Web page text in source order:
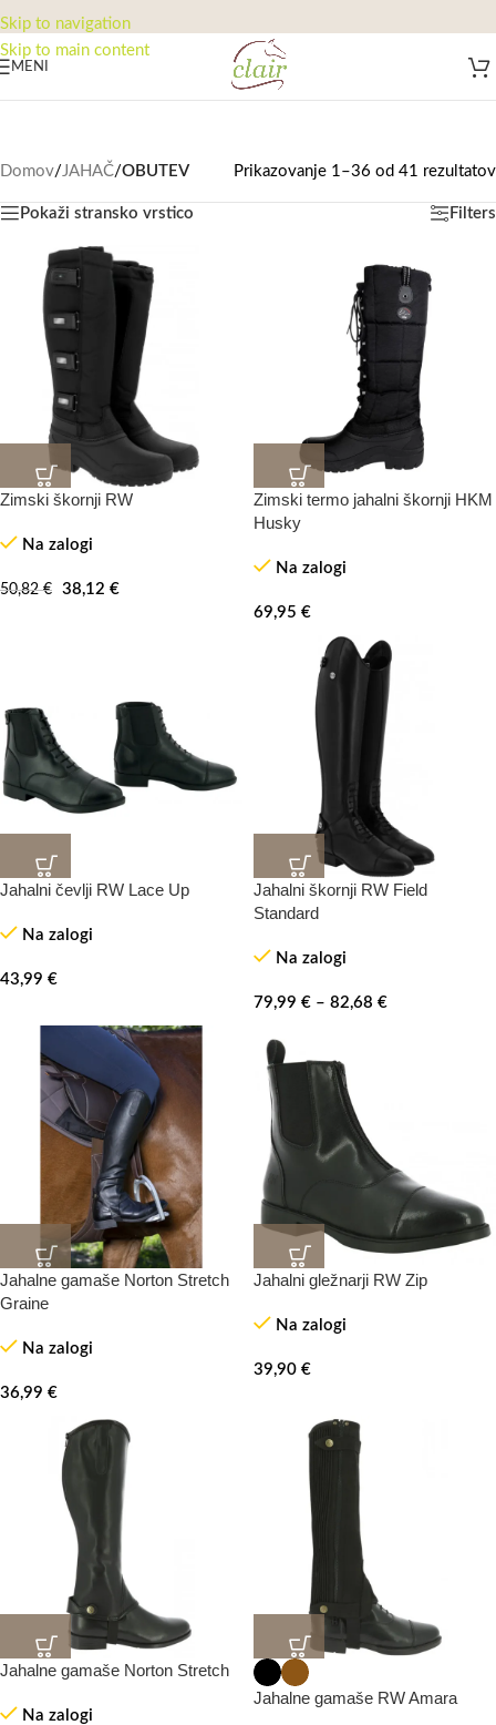
Skip to navigation
Skip to main content
MENI
Domov/JAHAČ/OBUTEV Prikazovanje 1–36 od 41 rezultatov
Pokaži stransko vrstico Filters
Zimski škornji RW
Na zalogi
50,82€ 38,12 €
Zimski termo jahalni škornji HKM
Husky
Na zalogi
69,95 €
Jahalni čevlji RW Lace Up
Na zalogi
43,99 €
Jahalni škornji RW Field
Standard
Na zalogi
79,99 € – 82,68 €
Jahalne gamaše Norton Stretch
Graine
Na zalogi
36,99 €
Jahalni gležnarji RW Zip
Na zalogi
39,90 €
Jahalne gamaše Norton Stretch
Na zalogi
Jahalne gamaše RW Amara